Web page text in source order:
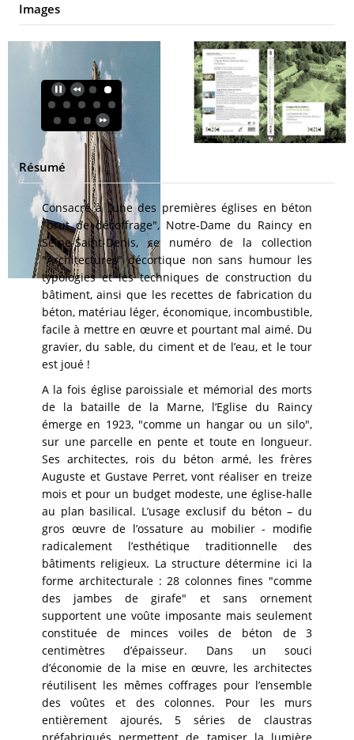
Images
Résumé
Consacré à l’une des premières églises en béton
"brut de décoffrage", Notre-Dame du Raincy en
Seine-Saint-Denis, ce numéro de la collection
"Architectures" décortique non sans humour les
typologies et les techniques de construction du
bâtiment, ainsi que les recettes de fabrication du
béton, matériau léger, économique, incombustible,
facile à mettre en œuvre et pourtant mal aimé. Du
gravier, du sable, du ciment et de l’eau, et le tour
est joué !
A la fois église paroissiale et mémorial des morts
de la bataille de la Marne, l’Eglise du Raincy
émerge en 1923, "comme un hangar ou un silo",
sur une parcelle en pente et toute en longueur.
Ses architectes, rois du béton armé, les frères
Auguste et Gustave Perret, vont réaliser en treize
mois et pour un budget modeste, une église-halle
au plan basilical. L’usage exclusif du béton – du
gros œuvre de l’ossature au mobilier - modifie
radicalement l’esthétique traditionnelle des
bâtiments religieux. La structure détermine ici la
forme architecturale : 28 colonnes fines "comme
des jambes de girafe" et sans ornement
supportent une voûte imposante mais seulement
constituée de minces voiles de béton de 3
centimètres d’épaisseur. Dans un souci
d’économie de la mise en œuvre, les architectes
réutilisent les mêmes coffrages pour l’ensemble
des voûtes et des colonnes. Pour les murs
entièrement ajourés, 5 séries de claustras